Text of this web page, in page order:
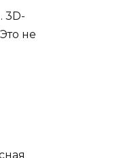
3D-
не